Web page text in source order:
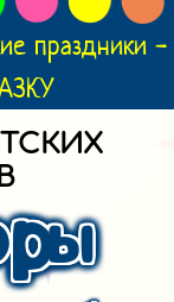
праздники -